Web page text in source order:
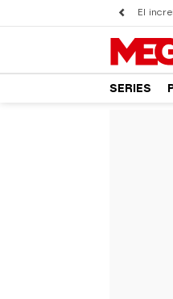
El
SERIES